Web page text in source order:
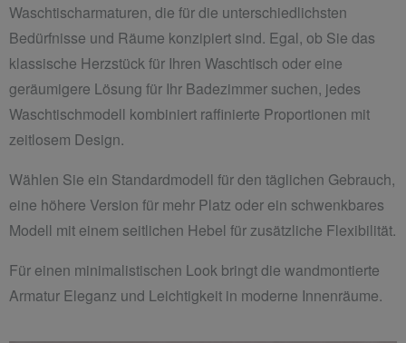
Waschtischarmaturen, die für die unterschiedlichsten
Bedürfnisse und Räume konzipiert sind. Egal, ob Sie das
klassische Herzstück für Ihren Waschtisch oder eine
geräumigere Lösung für Ihr Badezimmer suchen, jedes
Waschtischmodell kombiniert raffinierte Proportionen mit
zeitlosem Design.
Wählen Sie ein Standardmodell für den täglichen Gebrauch,
eine höhere Version für mehr Platz oder ein schwenkbares
Modell mit einem seitlichen Hebel für zusätzliche Flexibilität.
Für einen minimalistischen Look bringt die wandmontierte
Armatur Eleganz und Leichtigkeit in moderne Innenräume.